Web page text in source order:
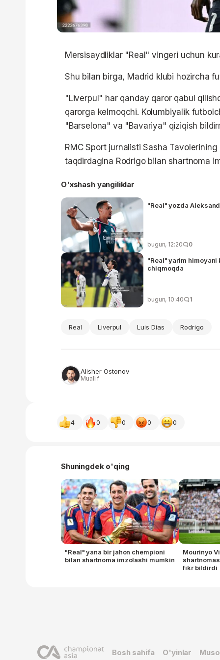
Mersisaydliklar "Real" vingeri uchun
Shu bilan birga, Madrid klubi hozircha
"Liverpul" har qanday qaror qabul
qarorga kelmoqchi. Kolumbiyalik
"Barselona" va "Bavariya" qiziqish
RMC Sport jurnalisti Sasha
taqdirdagina Rodrigo bilan shartnoma
O'xshash yangiliklar
"Real" yozda
bugun, 12:20 0
"Real" yarim
chiqmoqda
bugun, 10:40 1
Real Liverpul Luis Dias Rodrigo
Alisher Ostonov
Muallif
4 0 0 0 0
Shuningdek o'qing
"Real" yana bir jahon chempioni
bilan shartnoma imzolashi mumkin
Mourinyo
fikr bildirdi
Bosh sahifa O'yinlar